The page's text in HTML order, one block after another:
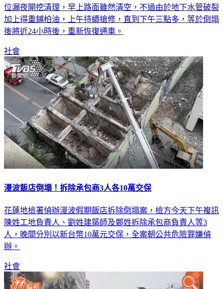
位漏夜開挖清理，早上路面雖然清空，不過由於地下水管破裂
加上得重鋪柏油，上午持續搶修，直到下午三點多，等於倒塌
後將近24小時後，重新恢復通車。
社會
漫波飯店倒塌！拆除承包商3人各10萬交保
花蓮地檢署偵辦漫波假期飯店拆除倒塌案，檢方今天下午複訊
陳姓工地負責人、劉姓建築師及鄭姓拆除承包商負責人等3
人，晚間分別以新台幣10萬元交保，全案朝公共危險罪嫌偵
辦。
社會